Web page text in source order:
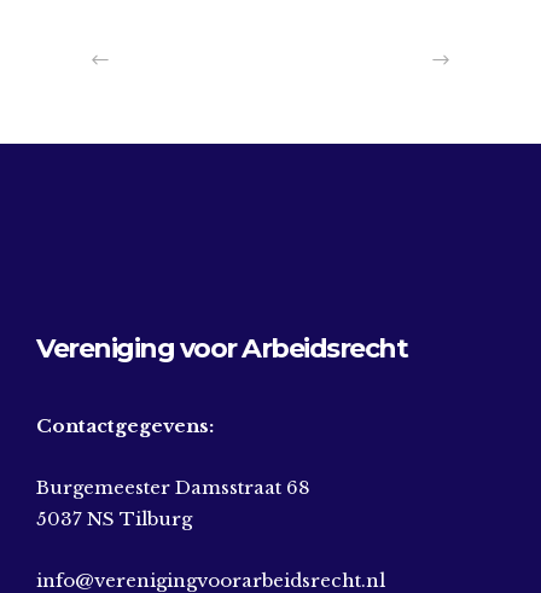
Vereniging voor Arbeidsrecht
Contactgegevens:
Burgemeester Damsstraat 68
5037 NS Tilburg
info@verenigingvoorarbeidsrecht.nl